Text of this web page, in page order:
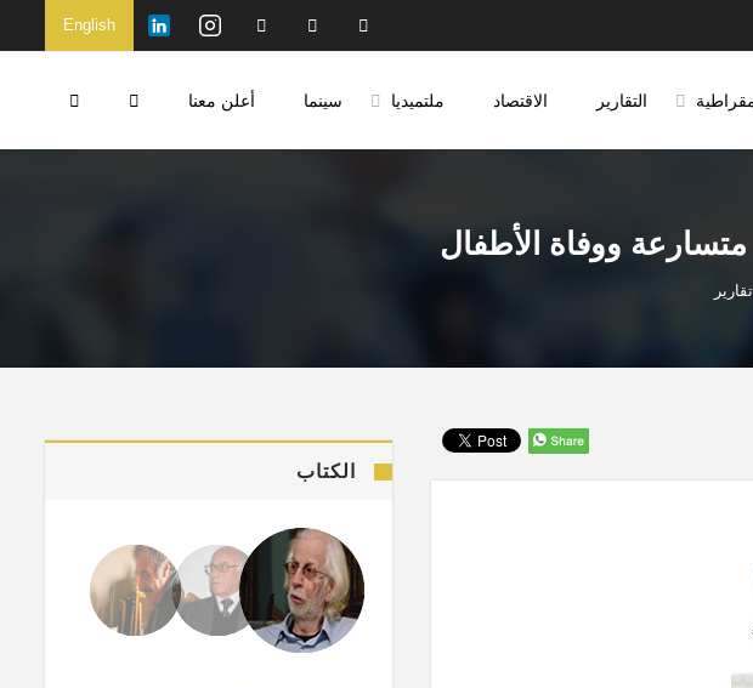
English
التقارير الاقتصاد ملتميديا سينما أعلن معنا
ووفاة الأطفال
تقارير
الكتاب